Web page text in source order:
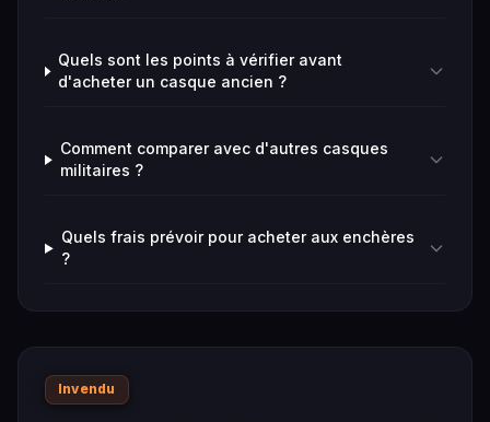
Quels sont les points à vérifier avant
d'acheter un casque ancien ?
Comment comparer avec d'autres casques
militaires ?
Quels frais prévoir pour acheter aux enchères
?
Invendu